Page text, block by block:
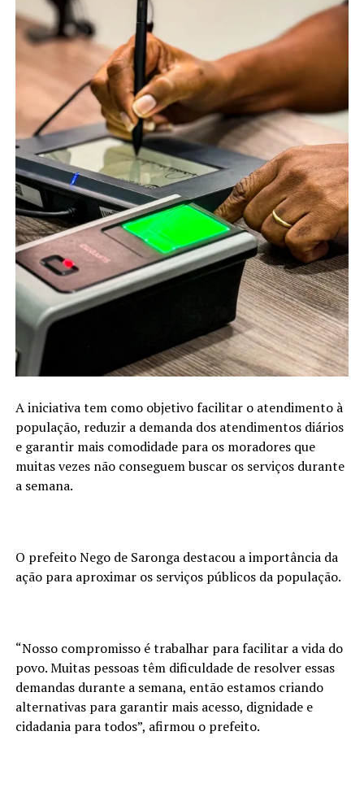
A iniciativa tem como objetivo facilitar o atendimento à
população, reduzir a demanda dos atendimentos diários
e garantir mais comodidade para os moradores que
muitas vezes não conseguem buscar os serviços durante
a semana.
O prefeito Nego de Saronga destacou a importância da
ação para aproximar os serviços públicos da população.
“Nosso compromisso é trabalhar para facilitar a vida do
povo. Muitas pessoas têm dificuldade de resolver essas
demandas durante a semana, então estamos criando
alternativas para garantir mais acesso, dignidade e
cidadania para todos”, afirmou o prefeito.